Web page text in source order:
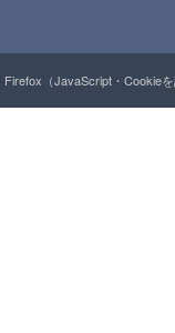
（JavaScript・Cookie